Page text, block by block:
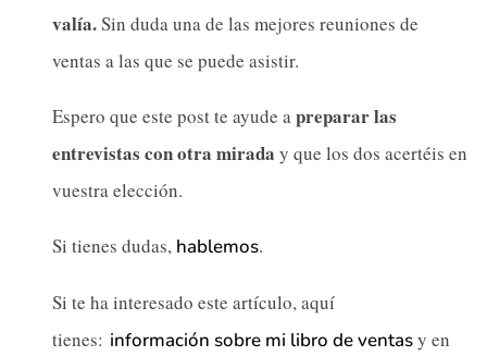
valía.Sin duda una de las mejores reuniones de
ventas a las que se puede asistir.
Espero que este post te ayude apreparar las
entrevistas con otra mirada y que los dos acertéis en
vuestra elección.
Si tienes dudas, hablemos.
Si te ha interesado este artículo, aquí
tienes: información sobre mi libro de ventasy en